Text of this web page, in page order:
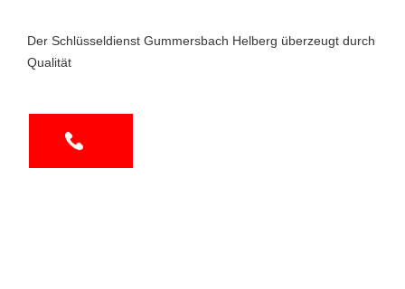
Der Schlüsseldienst Gummersbach Helberg überzeugt durch
Qualität